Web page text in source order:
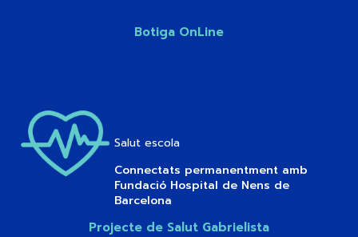
Botiga OnLine
Salut escola
Connectats permanentment amb
Fundació Hospital de Nens de
Barcelona
Projecte de Salut Gabrielista